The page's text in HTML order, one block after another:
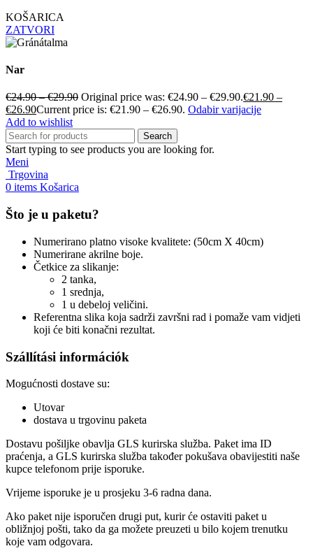
KOŠARICA
ZATVORI
Nar
€24.90–€29.90 Original price was: €24.90 – €29.90.€21.90 –
€26.90Current price is: €21.90 – €26.90. Odabir varijacije
Add to wishlist
Search
Start typing to see products you are looking for.
Meni
Trgovina
0 items Košarica
Što je u paketu?
Numerirano platno visoke kvalitete: (50cm X 40cm)
Numerirane akrilne boje.
Četkice za slikanje:
2 tanka,
1 srednja,
1 u debeloj veličini.
Referentna slika koja sadrži završni rad i pomaže vam vidjeti
koji će biti konačni rezultat.
Szállítási információk
Mogućnosti dostave su:
Utovar
dostava u trgovinu paketa
Dostavu pošiljke obavlja GLS kurirska služba. Paket ima ID
praćenja, a GLS kurirska služba također pokušava obavijestiti naše
kupce telefonom prije isporuke.
Vrijeme isporuke je u prosjeku 3-6 radna dana.
Ako paket nije isporučen drugi put, kurir će ostaviti paket u
obližnjoj pošti, tako da ga možete preuzeti u bilo kojem trenutku
koje vam odgovara.